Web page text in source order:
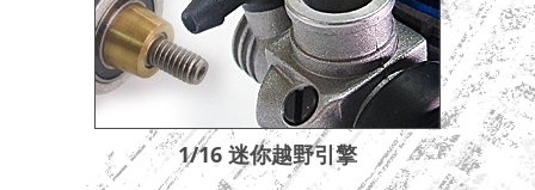
1/16 迷你越野引擎